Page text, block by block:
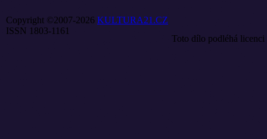
Copyright ©2007-2026 KULTURA21.CZ
ISSN 1803-1161
Toto dílo podléhá licenci